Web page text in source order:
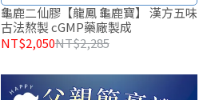
好喝無腥味
龜鹿二仙膠【龍鳳 龜鹿寶】 漢方五味
古法熬製 cGMP藥廠製成
NT$2,050NT$2,285